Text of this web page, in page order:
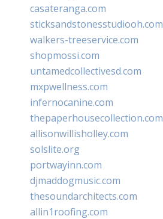
casateranga.com
sticksandstonesstudiooh.com
walkers-treeservice.com
shopmossi.com
untamedcollectivesd.com
mxpwellness.com
infernocanine.com
thepaperhousecollection.com
allisonwillisholley.com
solslite.org
portwayinn.com
djmaddogmusic.com
thesoundarchitects.com
allin1roofing.com